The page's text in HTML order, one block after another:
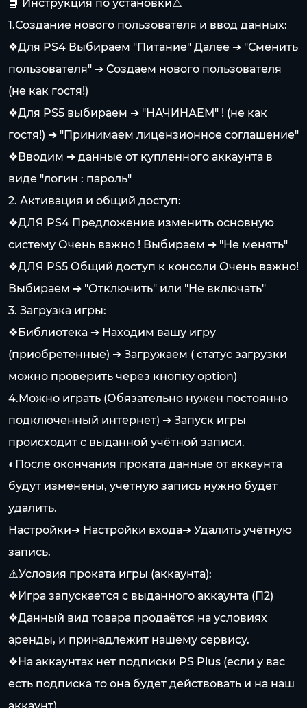
📘 Инструкция по установки⚠️
1.Создание нового пользователя и ввод данных:
❖Для PS4 Выбираем "Питание" Далее ➔ "Сменить
пользователя" ➔ Создаем нового пользователя
(не как гостя!)
❖Для PS5 выбираем ➔ "НАЧИНАЕМ" ! (не как
гостя!) ➔ "Принимаем лицензионное соглашение"
❖Вводим ➔ данные от купленного аккаунта в
виде "логин : пароль"
2. Активация и общий доступ:
❖ДЛЯ PS4 Предложение изменить основную
систему Очень важно ! Выбираем ➔ "Не менять"
❖ДЛЯ PS5 Общий доступ к консоли Очень важно!
Выбираем ➔ "Отключить" или "Не включать"
3. Загрузка игры:
❖Библиотека ➔ Находим вашу игру
(приобретенные) ➔ Загружаем ( статус загрузки
можно проверить через кнопку option)
4.Можно играть (Обязательно нужен постоянно
подключенный интернет) ➔ Запуск игры
происходит с выданной учётной записи.
◐После окончания проката данные от аккаунта
будут изменены, учётную запись нужно будет
удалить.
Настройки➔ Настройки входа➔ Удалить учётную
запись.
⚠️Условия проката игры (аккаунта):
❖Игра запускается с выданного аккаунта (П2)
❖Данный вид товара продаётся на условиях
аренды, и принадлежит нашему сервису.
❖На аккаунтах нет подписки PS Plus (если у вас
есть подписка то она будет действовать и на наш